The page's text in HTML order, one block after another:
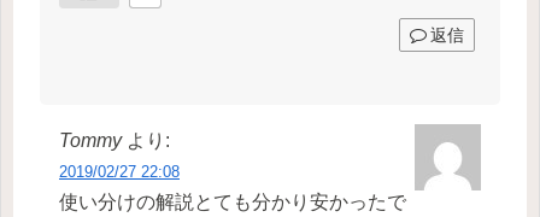
返信
Tommy より:
2019/02/27 22:08
使い分けの解説とても分かり安かったで